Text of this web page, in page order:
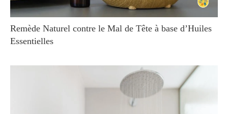
Remède Naturel contre le Mal de Tête à base d’Huiles
Essentielles